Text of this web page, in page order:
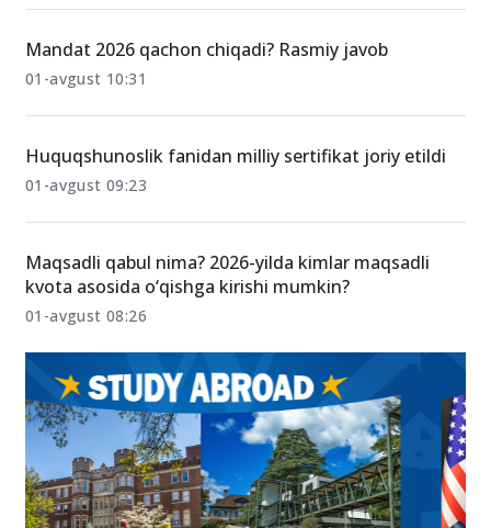
Mandat 2026 qachon chiqadi? Rasmiy javob
01-avgust 10:31
Huquqshunoslik fanidan milliy sertifikat joriy etildi
01-avgust 09:23
Maqsadli qabul nima? 2026-yilda kimlar maqsadli
kvota asosida o‘qishga kirishi mumkin?
01-avgust 08:26